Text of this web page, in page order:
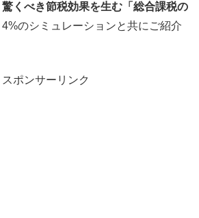
驚くべき節税効果を生む「総合課税の
のシミュレーションと共にご紹介
スポンサーリンク